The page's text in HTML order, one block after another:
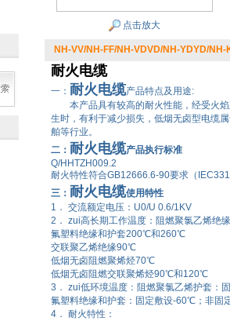
点击放大
NH-VV/NH-FF/NH-VDVD/NH-YDYD/
耐火电缆
一： 耐火电缆产品特点及用途:
本产品具有较高的耐火性能，经受火焰
生时，有利于减少损失，低烟无卤型电缆
舶等行业。
二： 耐火电缆产品执行标准
Q/HHTZH009.2
耐火特性符合GB12666.6-90要求（
三： 耐火电缆使用特性
1． 交流额定电压：U0/U 0.6/1KV
2． zui高长期工作温度：阻燃聚氯乙烯绝
氟塑料绝缘和护套200℃和260℃
交联聚乙烯绝缘90℃
低烟无卤阻燃聚烯烃70℃
低烟无卤阻燃交联聚烯烃90℃和120℃
3． zui低环境温度：阻燃聚氯乙烯护套
氟塑料绝缘和护套：固定敷设-60℃；非固
4． 耐火特性：